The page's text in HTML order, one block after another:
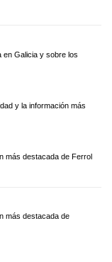
en Galicia y sobre los
y la información más
más destacada de Ferrol
más destacada de